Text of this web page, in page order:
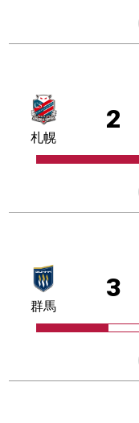
2
札幌
3
群馬